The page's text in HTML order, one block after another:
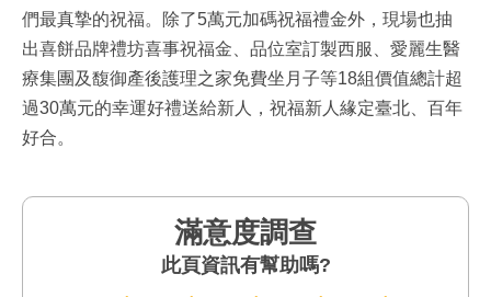
們最真摯的祝福。除了5萬元加碼祝福禮金外，現場也抽
出喜餅品牌禮坊喜事祝福金、品位室訂製西服、愛麗生醫
療集團及馥御產後護理之家免費坐月子等18組價值總計超
過30萬元的幸運好禮送給新人，祝福新人緣定臺北、百年
好合。
滿意度調查
此頁資訊有幫助嗎?